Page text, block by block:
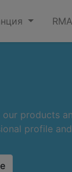
products
profile